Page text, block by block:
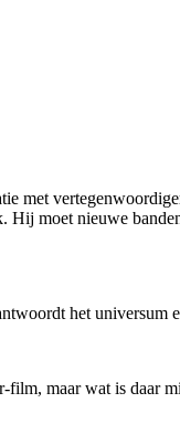
met
moet nieuwe
het universum
film, maar wat is daar